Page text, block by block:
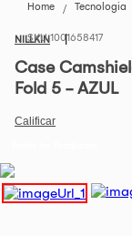
Home Tecnologia
NILLKIN1001658417
Case
Fold 5 - AZUL